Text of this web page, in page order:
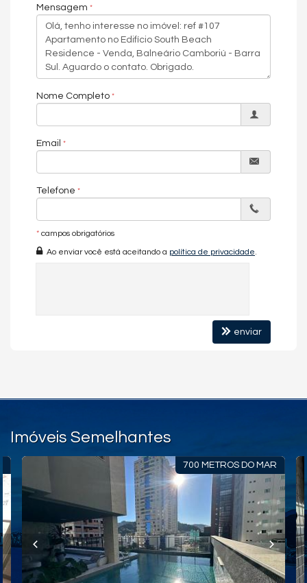
Mensagem
Nome Completo
Email
Telefone
* campos obrigatórios
Ao enviar você está aceitando a política de privacidade
enviar
Imóveis Semelhantes
700 METROS DO MAR